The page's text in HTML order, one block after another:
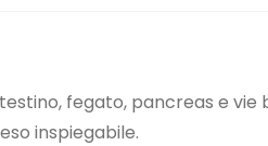
fegato, pancreas e vie
inspiegabile.